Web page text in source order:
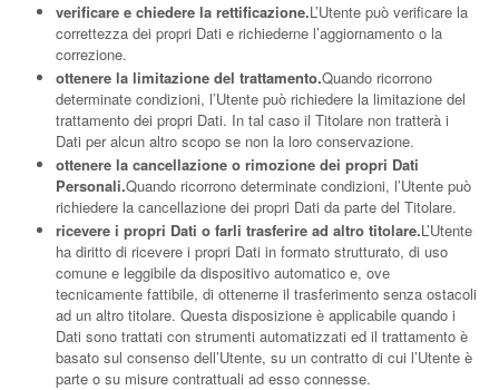
verificare e chiedere la rettificazione.L’Utente può verificare la
correttezza dei propri Dati e richiederne l’aggiornamento o la
correzione.
ottenere la limitazione del trattamento.Quando ricorrono
determinate condizioni, l’Utente può richiedere la limitazione del
trattamento dei propri Dati. In tal caso il Titolare non tratterà i
Dati per alcun altro scopo se non la loro conservazione.
ottenere la cancellazione o rimozione dei propri Dati
Personali.Quando ricorrono determinate condizioni, l’Utente può
richiedere la cancellazione dei propri Dati da parte del Titolare.
ricevere i propri Dati o farli trasferire ad altro titolare.L’Utente
ha diritto di ricevere i propri Dati in formato strutturato, di uso
comune e leggibile da dispositivo automatico e, ove
tecnicamente fattibile, di ottenerne il trasferimento senza ostacoli
ad un altro titolare. Questa disposizione è applicabile quando i
Dati sono trattati con strumenti automatizzati ed il trattamento è
basato sul consenso dell’Utente, su un contratto di cui l’Utente è
parte o su misure contrattuali ad esso connesse.